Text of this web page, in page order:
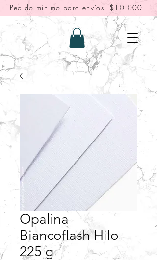
Pedido mínimo para envíos: $10.000.-
Opalina
Biancoflash Hilo
225 g